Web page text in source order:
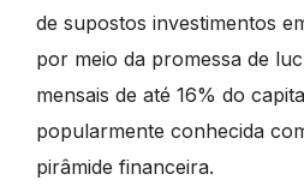
de supostos investimentos
por meio da promessa de
mensais de até 16% do
popularmente conhecida
pirâmide financeira.